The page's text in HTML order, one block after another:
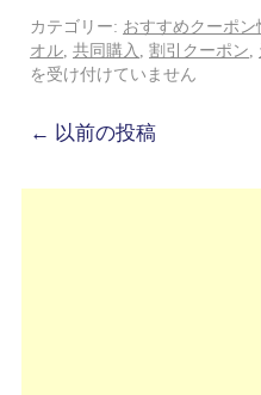
カテゴリー: おすすめクーポン
オル 共同購入 割引クーポン
を受け付けていません
← 以前の投稿